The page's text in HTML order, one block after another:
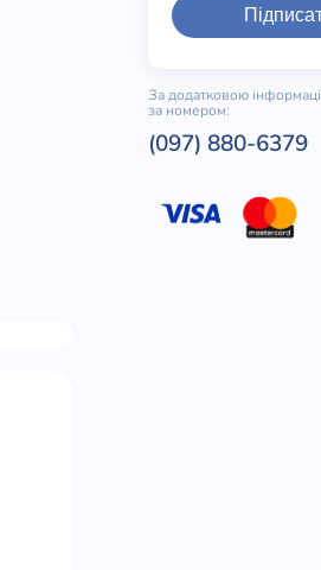
За додатковою
за номером:
(097) 880-6379